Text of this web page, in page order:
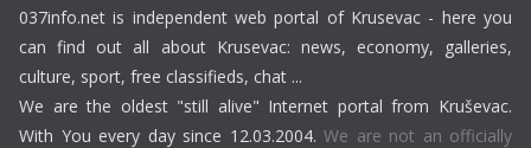
037info.net is independent web portal of Krusevac - here you
can find out all about Krusevac: news, economy, galleries,
culture, sport, free classifieds, chat ...
We are the oldest "still alive" Internet portal from Kruševac.
With You every day since 12.03.2004. We are not an officially